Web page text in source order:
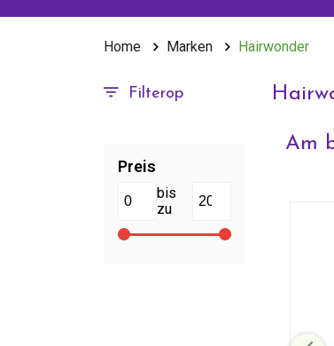
Home Marken Hairwonder
Filterop
Preis
bis
zu
Am